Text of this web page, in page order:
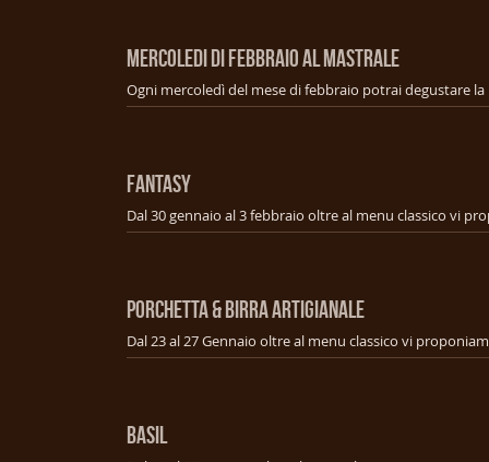
MERCOLEDI DI FEBBRAIO AL MASTRALE
FANTASY
PORCHETTA & BIRRA ARTIGIANALE
BASIL